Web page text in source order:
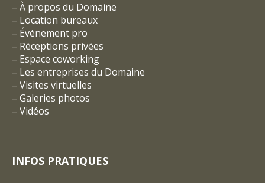
– À propos du Domaine
– Location bureaux
– Événement pro
– Réceptions privées
– Espace coworking
– Les entreprises du Domaine
– Visites virtuelles
– Galeries photos
– Vidéos
INFOS PRATIQUES